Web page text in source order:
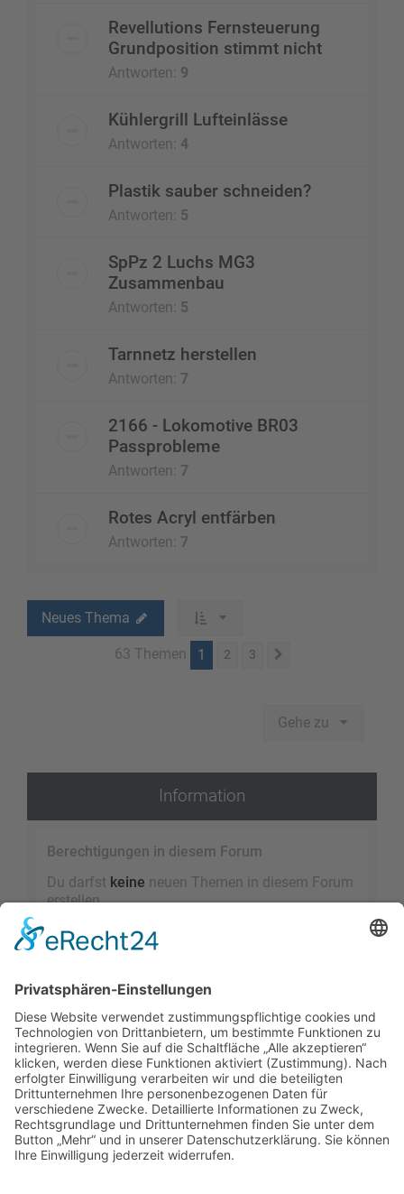
Revellutions Fernsteuerung
Grundposition stimmt nicht
Antworten: 9
Kühlergrill Lufteinlässe
Antworten: 4
Plastik sauber schneiden?
Antworten: 5
SpPz 2 Luchs MG3
Zusammenbau
Antworten: 5
Tarnnetz herstellen
Antworten: 7
2166 - Lokomotive BR03
Passprobleme
Antworten: 7
Rotes Acryl entfärben
Antworten: 7
Neues Thema
63 Themen 1 2 3
Gehe zu
Information
Berechtigungen in diesem Forum
Du darfst keine neuen Themen in diesem Forum
erstellen.
Forum erstellen.
Du darfst deine Beiträge in diesem Forum
Du darfst deine Beiträge in diesem Forum
löschen.
Du darfstkeineDateianhänge in diesem Forum
erstellen.